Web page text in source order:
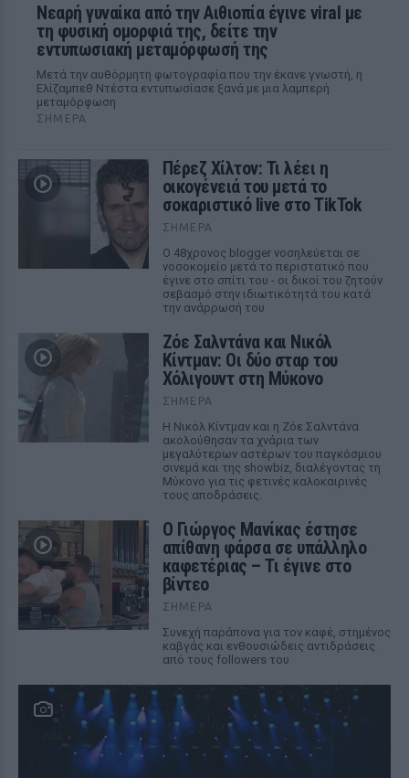
Νεαρή γυναίκα από την Αιθιοπία έγινε viral με
τη φυσική ομορφιά της, δείτε την
εντυπωσιακή μεταμόρφωσή της
Μετά την αυθόρμητη φωτογραφία που την έκανε γνωστή, η
Ελίζαμπεθ Ντέστα εντυπωσίασε ξανά με μια λαμπερή
μεταμόρφωση
ΣΉΜΕΡΑ
Πέρεζ Χίλτον: Τι λέει η
οικογένειά του μετά το
σοκαριστικό live στο TikTok
ΣΉΜΕΡΑ
Ο 48χρονος blogger νοσηλεύεται σε
νοσοκομείο μετά το περιστατικό που
έγινε στο σπίτι του - οι δικοί του ζητούν
σεβασμό στην ιδιωτικότητά του κατά
την ανάρρωσή του
Ζόε Σαλντάνα και Νικόλ
Κίντμαν: Οι δύο σταρ του
Χόλιγουντ στη Μύκονο
ΣΉΜΕΡΑ
Η Νικόλ Κίντμαν και η Ζόε Σαλντάνα
ακολούθησαν τα χνάρια των
μεγαλύτερων αστέρων του παγκόσμιου
σινεμά και της showbiz, διαλέγοντας τη
Μύκονο για τις φετινές καλοκαιρινές
τους αποδράσεις.
Ο Γιώργος Μανίκας έστησε
απίθανη φάρσα σε υπάλληλο
καφετέριας – Τι έγινε στο
βίντεο
ΣΉΜΕΡΑ
Συνεχή παράπονα για τον καφέ, στημένος
καβγάς και ενθουσιώδεις αντιδράσεις
από τους followers του